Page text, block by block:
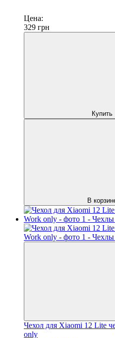
Цена:
329 грн
Купить
В
Чехол для Xiaomi 12 Lite
only